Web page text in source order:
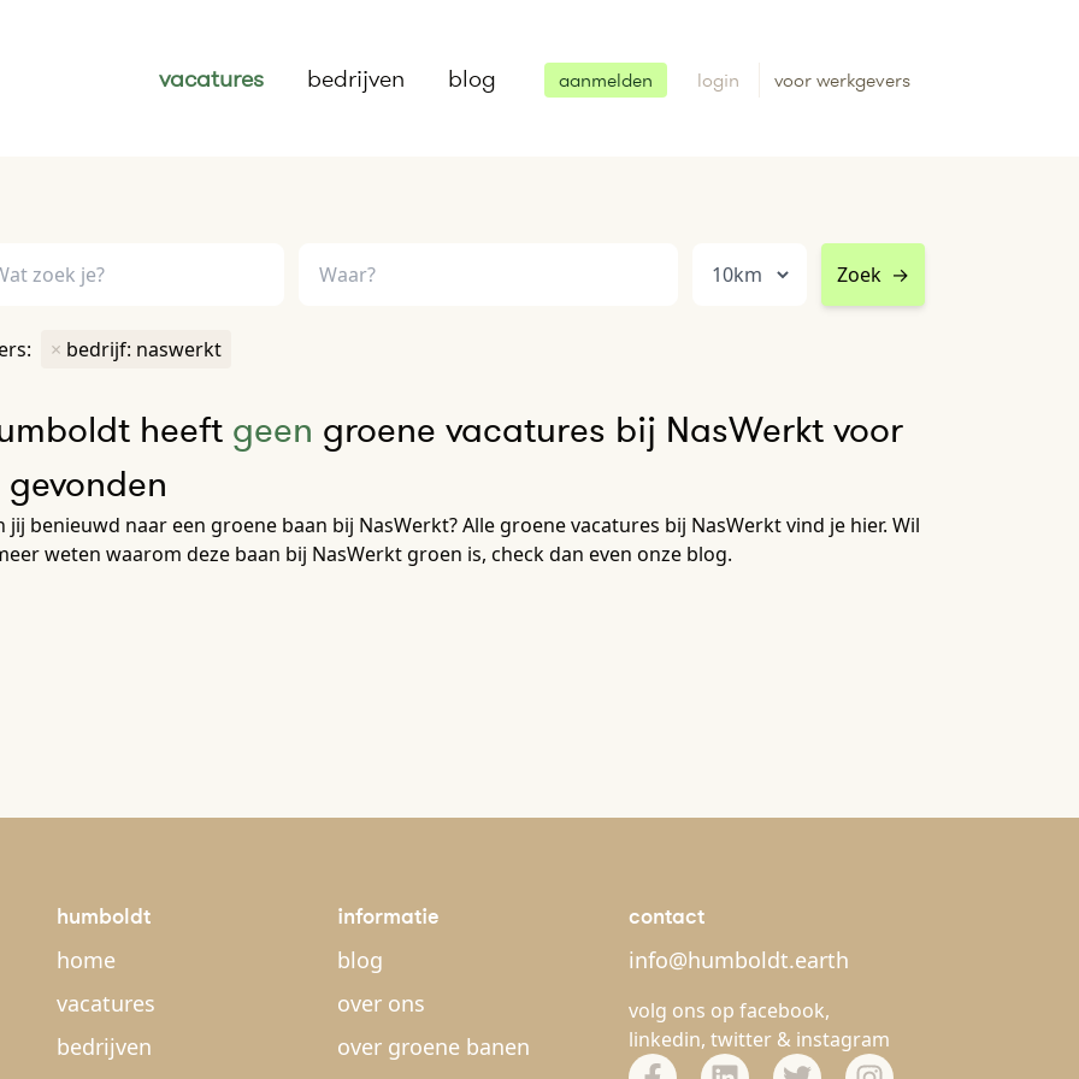
vacatures bedrijven blog aanmelden login voor werkgevers
Zoek →
× bedrijf: naswerkt
heeft geen groene vacatures bij NasWerkt voor
gevonden
jij benieuwd naar een groene baan bij NasWerkt? Alle groene vacatures bij NasWerkt vind je hier. Wil
weten waarom deze baan bij NasWerkt groen is, check dan even onze blog.
humboldt
home
vacatures
bedrijven
informatie
blog
over ons
over groene banen
contact
info@humboldt.earth
volg ons op facebook,
linkedin, twitter & instagram